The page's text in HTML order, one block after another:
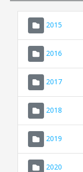
2015
2016
2017
2018
2019
2020